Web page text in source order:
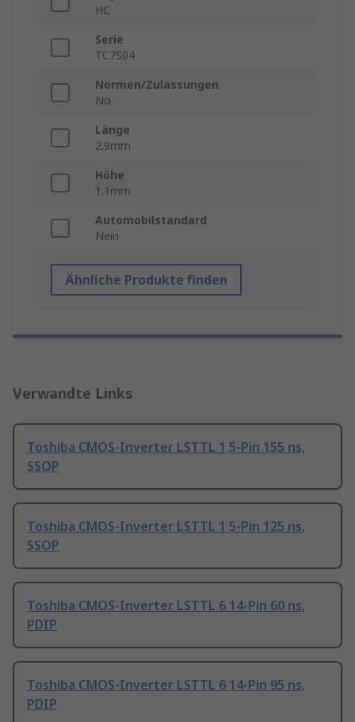
HC
Serie
TC7S04
Normen/Zulassungen
No
Länge
2.9mm
Höhe
1.1mm
Automobilstandard
Nein
Ähnliche Produkte finden
Verwandte Links
Toshiba CMOS-Inverter LSTTL 1 5-Pin 155 ns,
SSOP
Toshiba CMOS-Inverter LSTTL 1 5-Pin 125 ns,
SSOP
Toshiba CMOS-Inverter LSTTL 6 14-Pin 60 ns,
PDIP
Toshiba CMOS-Inverter LSTTL 6 14-Pin 95 ns,
PDIP